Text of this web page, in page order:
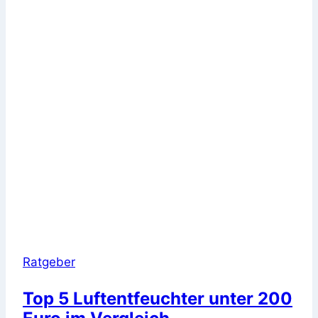
Ratgeber
Top 5 Luftentfeuchter unter 200